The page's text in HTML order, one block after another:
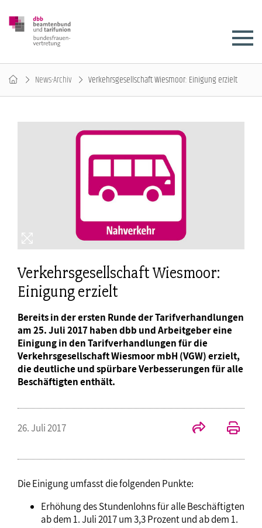
News-Archiv Verkehrsgesellschaft Wiesmoor: Einigung erzielt
Verkehrsgesellschaft Wiesmoor:
Einigung erzielt
Bereits in der ersten Runde der Tarifverhandlungen
am 25. Juli 2017 haben dbb und Arbeitgeber eine
Einigung in den Tarifverhandlungen für die
Verkehrsgesellschaft Wiesmoor mbH (VGW) erzielt,
die deutliche und spürbare Verbesserungen für alle
Beschäftigten enthält.
26. Juli 2017
Die Einigung umfasst die folgenden Punkte:
Erhöhung des Stundenlohns für alle Beschäftigten
ab dem 1. Juli 2017 um 3,3 Prozent und ab dem 1.